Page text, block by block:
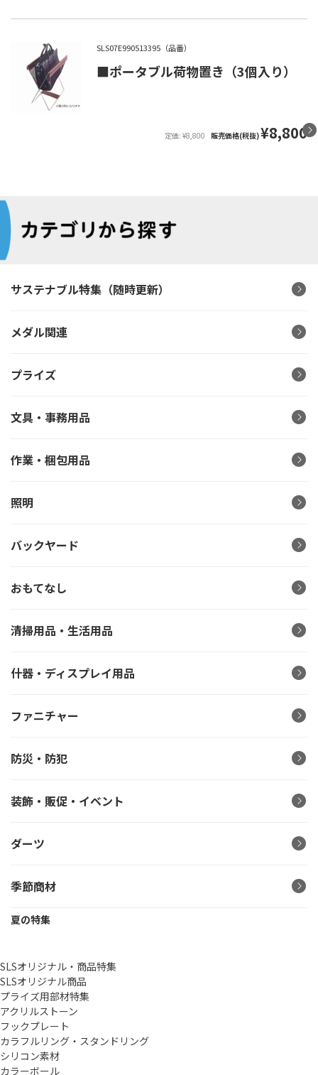
SLS07E990513395（品番）
■ポータブル荷物置き（3個入り）
定価: ¥8,800 販売価格(税抜)¥8,800
サステナブル特集（随時更新）
メダル関連
プライズ
文具・事務用品
作業・梱包用品
照明
バックヤード
おもてなし
清掃用品・生活用品
什器・ディスプレイ用品
ファニチャー
防災・防犯
装飾・販促・イベント
ダーツ
季節商材
夏の特集
SLSオリジナル・商品特集
SLSオリジナル商品
プライズ用部材特集
アクリルストーン
フックプレート
カラフルリング・スタンドリング
シリコン素材
カラーボール